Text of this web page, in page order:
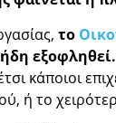
το
εξοφληθεί.
κάποιοι
ή το